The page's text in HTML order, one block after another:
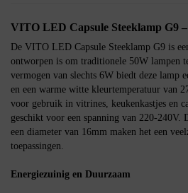
VITO LED Capsule Steeklamp G9
De VITO LED Capsule Steeklamp G9 is
ontworpen is om traditionele 50W lampen
vermogen van slechts 6W biedt deze lamp
en een warme witte kleurtemperatuur van
voor gebruik in vitrines, keukenkastjes en
geschikt voor een spanning van 220-240V.
een diameter van 16mm maken het een
toepassingen.
Energiezuinig en Duurzaam